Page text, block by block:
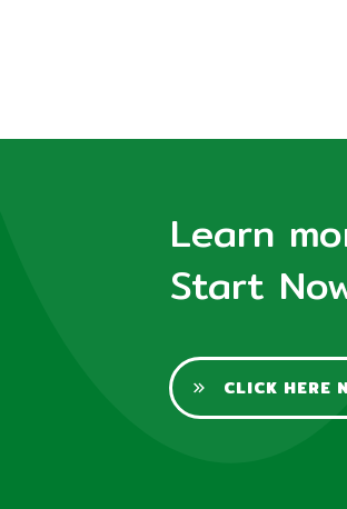
Learn
Start
CLICK HERE